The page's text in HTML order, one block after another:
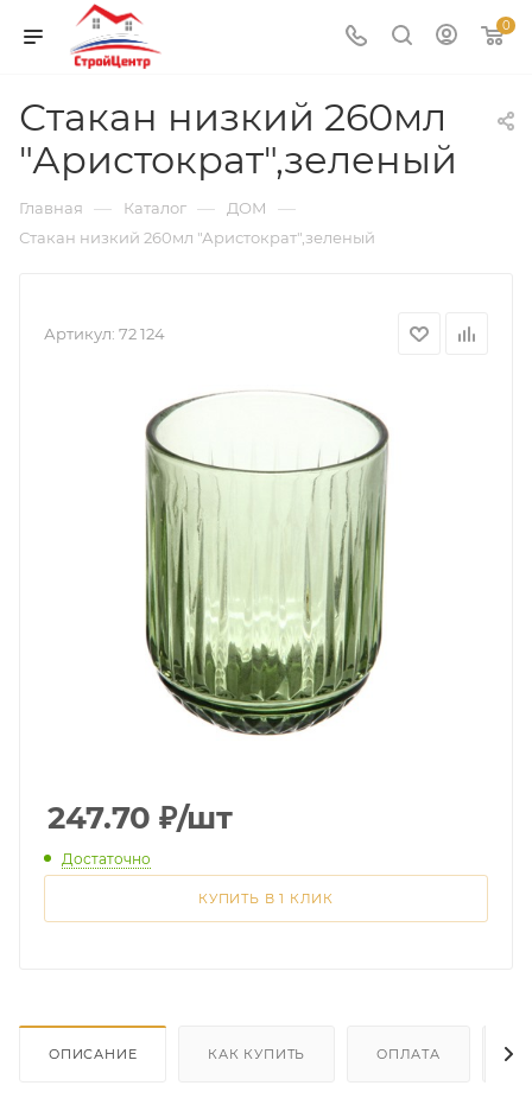
0
Стакан низкий 260мл
"Аристократ",зеленый
Главная — Каталог — ДОМ —
Стакан низкий 260мл "Аристократ",зеленый
Артикул: 72 124
247.70 ₽/шт
Достаточно
КУПИТЬ В 1 КЛИК
ОПИСАНИЕ КАК КУПИТЬ ОПЛАТА